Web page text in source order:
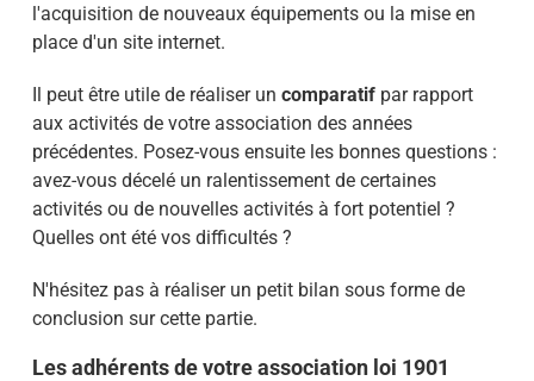
l'acquisition de nouveaux équipements ou la mise en
place d'un site internet.
Il peut être utile de réaliser un comparatif par rapport
aux activités de votre association des années
précédentes. Posez-vous ensuite les bonnes questions :
avez-vous décelé un ralentissement de certaines
activités ou de nouvelles activités à fort potentiel ?
Quelles ont été vos difficultés ?
N'hésitez pas à réaliser un petit bilan sous forme de
conclusion sur cette partie.
Les adhérents de votre association loi 1901